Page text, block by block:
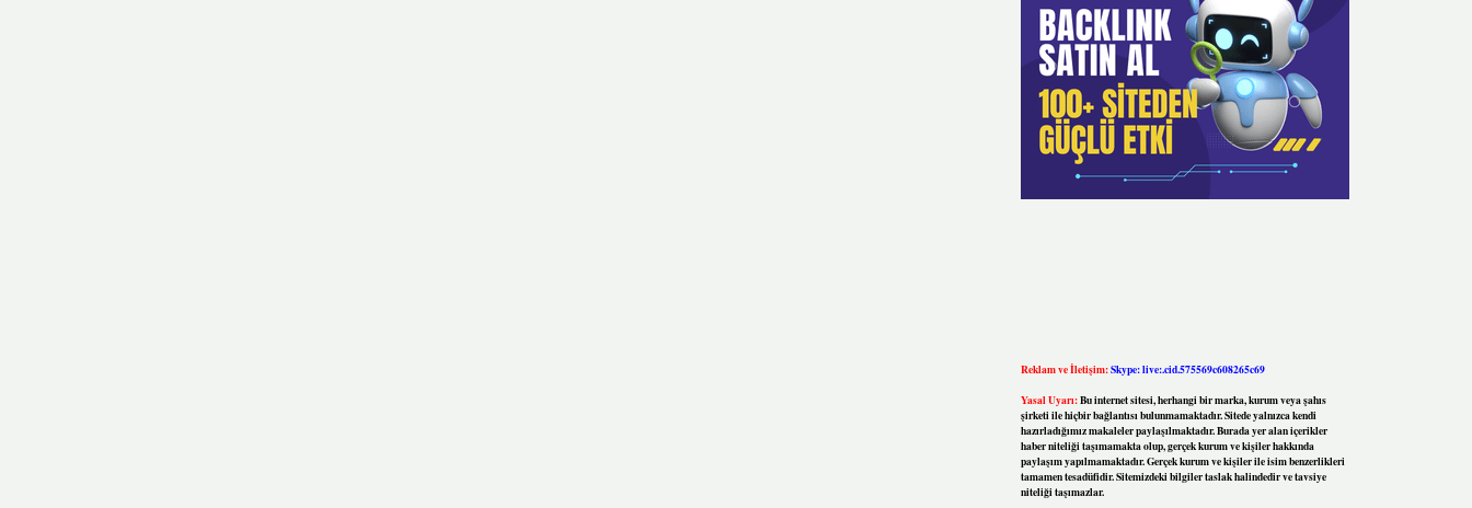
Reklam ve İletişim:Skype: live:.cid.575569c608265c69
Yasal Uyarı:Bu internet sitesi, herhangi bir marka, kurum veya şahıs
şirketi ile hiçbir bağlantısı bulunmamaktadır. Sitede yalnızca kendi
hazırladığımız makaleler paylaşılmaktadır. Burada yer alan içerikler
haber niteliği taşımamakta olup, gerçek kurum ve kişiler hakkında
paylaşım yapılmamaktadır. Gerçek kurum ve kişiler ile isim benzerlikleri
tamamen tesadüfidir. Sitemizdeki bilgiler taslak halindedir ve tavsiye
niteliği taşımazlar.